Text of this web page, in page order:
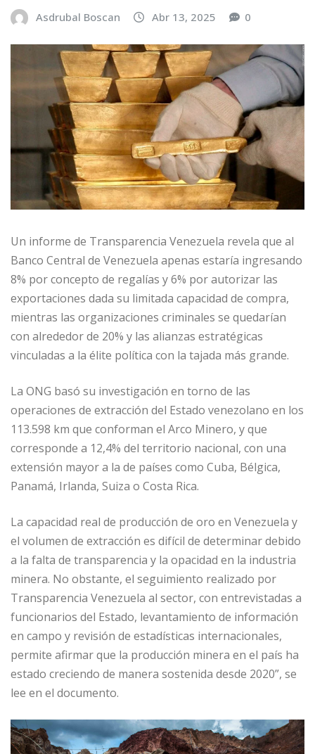
Asdrubal Boscan Abr 13, 2025 0
Un informe de Transparencia Venezuela revela que al
Banco Central de Venezuela apenas estaría ingresando
8% por concepto de regalías y 6% por autorizar las
exportaciones dada su limitada capacidad de compra,
mientras las organizaciones criminales se quedarían
con alrededor de 20% y las alianzas estratégicas
vinculadas a la élite política con la tajada más grande.
La ONG basó su investigación en torno de las
operaciones de extracción del Estado venezolano en los
113.598 km que conforman el Arco Minero, y que
corresponde a 12,4% del territorio nacional, con una
extensión mayor a la de países como Cuba, Bélgica,
Panamá, Irlanda, Suiza o Costa Rica.
La capacidad real de producción de oro en Venezuela y
el volumen de extracción es difícil de determinar debido
a la falta de transparencia y la opacidad en la industria
minera. No obstante, el seguimiento realizado por
Transparencia Venezuela al sector, con entrevistadas a
funcionarios del Estado, levantamiento de información
en campo y revisión de estadísticas internacionales,
permite afirmar que la producción minera en el país ha
estado creciendo de manera sostenida desde 2020”, se
lee en el documento.